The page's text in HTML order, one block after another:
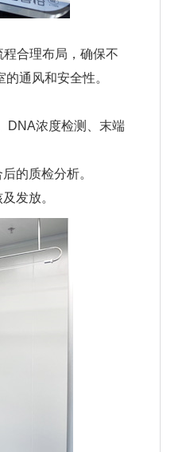
合理布局，确保不
通风和安全性。
DNA浓度检测、末端
的质检分析。
发放。